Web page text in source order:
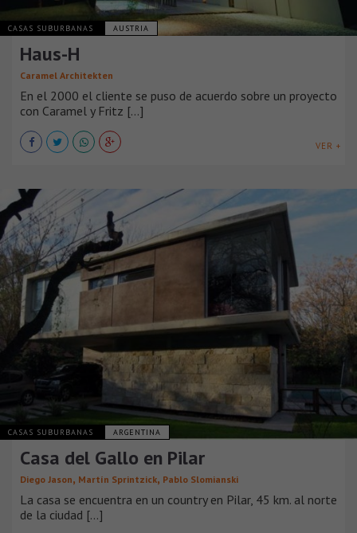
CASAS SUBURBANAS AUSTRIA
Haus-H
Caramel Architekten
En el 2000 el cliente se puso de acuerdo sobre un proyecto
con Caramel y Fritz [...]
VER +
CASAS SUBURBANAS ARGENTINA
Casa del Gallo en Pilar
Diego Jason, Martín Sprintzick, Pablo Slomianski
La casa se encuentra en un country en Pilar, 45 km. al norte
de la ciudad [...]